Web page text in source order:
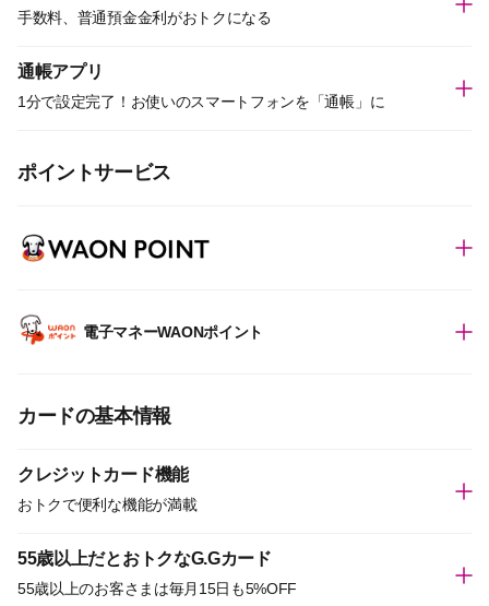
手数料、普通預金金利がおトクになる
通帳アプリ
1分で設定完了！お使いのスマートフォンを「通帳」に
ポイントサービス
電子マネーWAONポイント
カードの基本情報
クレジットカード機能
おトクで便利な機能が満載
55歳以上だとおトクなG.Gカード
55歳以上のお客さまは毎月15日も5%OFF